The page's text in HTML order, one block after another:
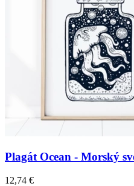
Plagát Ocean - Morský
12,74 €